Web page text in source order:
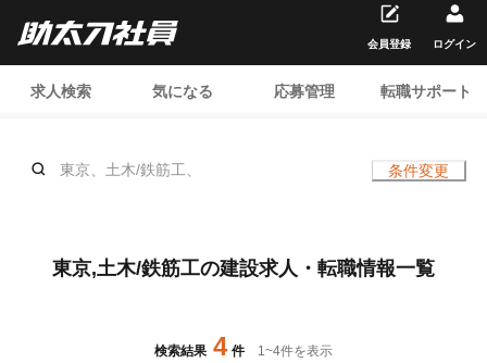
求人検索 気になる 応募管理 転職サポート
会員登録 ログイン
東京、土木/鉄筋工、 条件変更
東京,土木/鉄筋工の建設求人・転職情報一覧
検索結果 4 件 1~4件を表示